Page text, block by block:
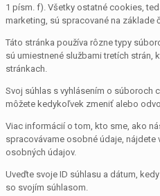
1 písm. f). Všetky ostatné cookies,
marketing, sú spracované na základe
Táto stránka používa rôzne typy
sú umiestnené službami tretích strán,
stránkach.
Svoj súhlas s vyhlásením o súboroch
môžete kedykoľvek zmeniť alebo
Viac informácií o tom, kto sme, ako
spracovávame osobné údaje, nájdete
osobných údajov.
Uveďte svoje ID súhlasu a dátum,
so svojím súhlasom.